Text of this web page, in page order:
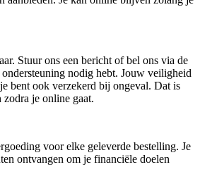
Stuur ons een bericht of bel ons via de
nodig hebt. Jouw veiligheid
bent ook verzekerd bij ongeval. Dat is
zodra je online gaat.
voor elke geleverde bestelling. Je
ontvangen om je financiële doelen